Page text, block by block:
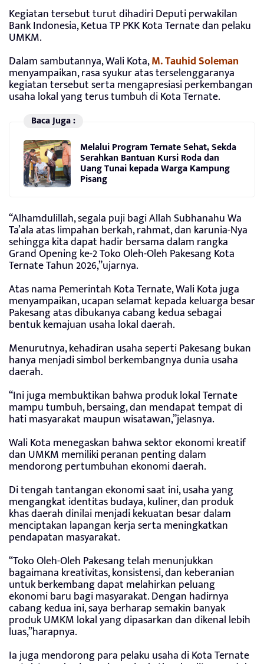
Kegiatan tersebut turut dihadiri Deputi perwakilan
Bank Indonesia, Ketua TP PKK Kota Ternate dan pelaku
UMKM.
Dalam sambutannya, Wali Kota,M. Tauhid Soleman
menyampaikan, rasa syukur atas terselenggaranya
kegiatan tersebut serta mengapresiasi perkembangan
usaha lokal yang terus tumbuh di Kota Ternate.
Baca Juga :
Melalui Program Ternate Sehat, Sekda
Serahkan Bantuan Kursi Roda dan
Uang Tunai kepada Warga Kampung
Pisang
“Alhamdulillah, segala puji bagi Allah Subhanahu Wa
Ta’ala atas limpahan berkah, rahmat, dan karunia-Nya
sehingga kita dapat hadir bersama dalam rangka
Grand Opening ke-2 Toko Oleh-Oleh Pakesang Kota
Ternate Tahun 2026,”ujarnya.
Atas nama Pemerintah Kota Ternate, Wali Kota juga
menyampaikan, ucapan selamat kepada keluarga besar
Pakesang atas dibukanya cabang kedua sebagai
bentuk kemajuan usaha lokal daerah.
Menurutnya, kehadiran usaha seperti Pakesang bukan
hanya menjadi simbol berkembangnya dunia usaha
daerah.
“Ini juga membuktikan bahwa produk lokal Ternate
mampu tumbuh, bersaing, dan mendapat tempat di
hati masyarakat maupun wisatawan,”jelasnya.
Wali Kota menegaskan bahwa sektor ekonomi kreatif
dan UMKM memiliki peranan penting dalam
mendorong pertumbuhan ekonomi daerah.
Di tengah tantangan ekonomi saat ini, usaha yang
mengangkat identitas budaya, kuliner, dan produk
khas daerah dinilai menjadi kekuatan besar dalam
menciptakan lapangan kerja serta meningkatkan
pendapatan masyarakat.
“Toko Oleh-Oleh Pakesang telah menunjukkan
bagaimana kreativitas, konsistensi, dan keberanian
untuk berkembang dapat melahirkan peluang
ekonomi baru bagi masyarakat. Dengan hadirnya
cabang kedua ini, saya berharap semakin banyak
produk UMKM lokal yang dipasarkan dan dikenal lebih
luas,”harapnya.
Ia juga mendorong para pelaku usaha di Kota Ternate